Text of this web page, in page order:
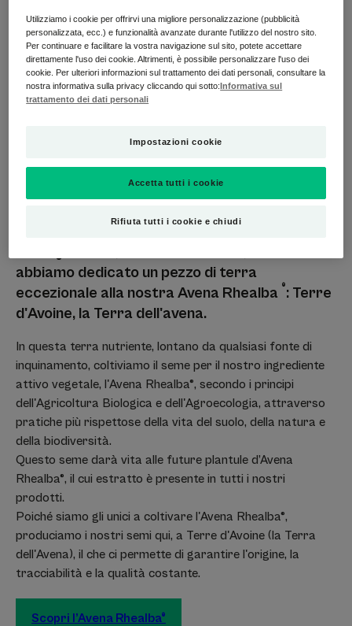
cookies to enable the video.
You can change this setting and withdraw
your consent at any time.
abbiamo dedicato un pezzo di terra
eccezionale alla nostra Avena Rhealba ®: Terre
d'Avoine, la Terra dell'avena.
In questa terra nutriente, lontano da qualsiasi fonte di
inquinamento, coltiviamo il seme per il nostro ingrediente
attivo vegetale, l'Avena Rhealba®, secondo i principi
dell'Agricoltura Biologica e dell'Agroecologia, attraverso
pratiche più rispettose della vita del suolo, della natura e
della biodiversità.
Questo seme darà vita alle future plantule d’Avena
Rhealba®, il cui estratto è presente in tutti i nostri
prodotti.
Poiché siamo gli unici a coltivare l'Avena Rhealba®,
produciamo i nostri semi qui, a Terre d'Avoine (la Terra
dell'Avena), il che ci permette di garantire l'origine, la
tracciabilità e la qualità costante.
Scopri l’Avena Rhealba®
Utilizziamo i cookie per offrirvi una migliore personalizzazione (pubblicità
personalizzata, ecc.) e funzionalità avanzate durante l'utilizzo del nostro sito.
Per continuare e facilitare la vostra navigazione sul sito, potete accettare
direttamente l'uso dei cookie. Altrimenti, è possibile personalizzare l'uso dei
cookie. Per ulteriori informazioni sul trattamento dei dati personali, consultare la
nostra informativa sulla privacy cliccando qui sotto:Informativa sul
trattamento dei dati personali
Impostazioni cookie
Rifiuta tutti i cookie e chiudi
Accetta tutti i cookie